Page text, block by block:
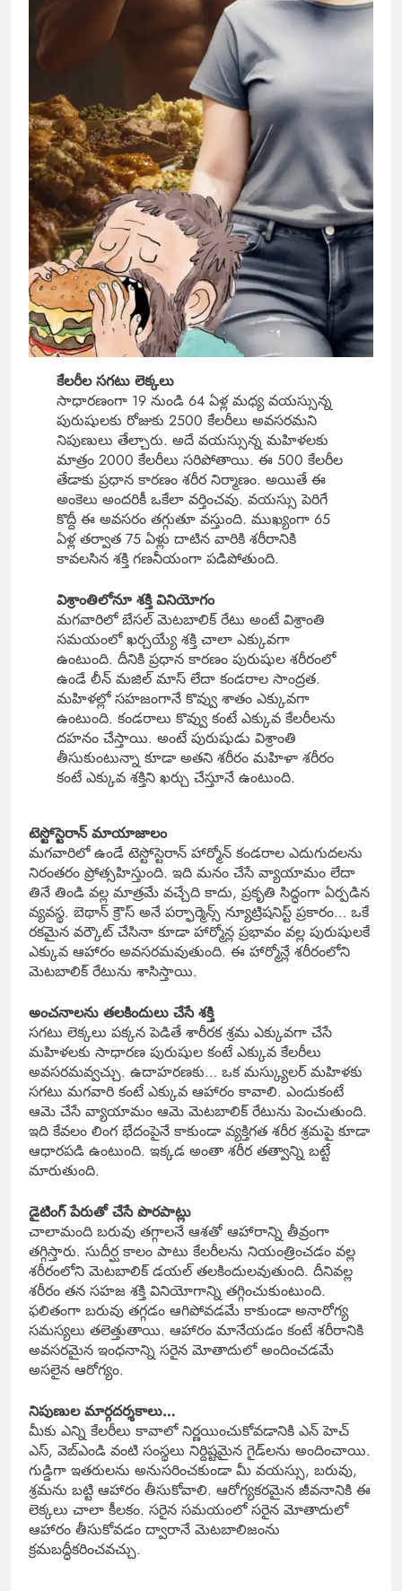
కేలరీల సగటు లెక్కలు
సాధారణంగా 19 నుండి 64 ఏళ్ల మధ్య వయస్సున్న
పురుషులకు రోజుకు 2500 కేలరీలు అవసరమని
నిపుణులు తేల్చారు. అదే వయస్సున్న మహిళలకు
మాత్రం 2000 కేలరీలు సరిపోతాయి. ఈ 500 కేలరీల
తేడాకు ప్రధాన కారణం శరీర నిర్మాణం. అయితే ఈ
అంకెలు అందరికీ ఒకేలా వర్తించవు. వయస్సు పెరిగే
కొద్దీ ఈ అవసరం తగ్గుతూ వస్తుంది. ముఖ్యంగా 65
ఏళ్ల తర్వాత 75 ఏళ్లు దాటిన వారికి శరీరానికి
కావలసిన శక్తి గణనీయంగా పడిపోతుంది.
విశ్రాంతిలోనూ శక్తి వినియోగం
మగవారిలో బేసల్ మెటబాలిక్ రేటు అంటే విశ్రాంతి
సమయంలో ఖర్చయ్యే శక్తి చాలా ఎక్కువగా
ఉంటుంది. దీనికి ప్రధాన కారణం పురుషుల శరీరంలో
ఉండే లీన్ మజిల్ మాస్ లేదా కండరాల సాంద్రత.
మహిళల్లో సహజంగానే కొవ్వు శాతం ఎక్కువగా
ఉంటుంది. కండరాలు కొవ్వు కంటే ఎక్కువ కేలరీలను
దహనం చేస్తాయి. అంటే పురుషుడు విశ్రాంతి
తీసుకుంటున్నా కూడా అతని శరీరం మహిళా శరీరం
కంటే ఎక్కువ శక్తిని ఖర్చు చేస్తూనే ఉంటుంది.
టెస్టోస్టెరాన్ మాయాజాలం
మగవారిలో ఉండే టెస్టోస్టెరాన్ హార్మోన్ కండరాల ఎదుగుదలను
నిరంతరం ప్రోత్సహిస్తుంది. ఇది మనం చేసే వ్యాయామం లేదా
తినే తిండి వల్ల మాత్రమే వచ్చేది కాదు, ప్రకృతి సిద్ధంగా ఏర్పడిన
వ్యవస్థ. బెథాన్ క్రౌస్ అనే పర్ఫార్మెన్స్ న్యూట్రిషనిస్ట్ ప్రకారం… ఒకే
రకమైన వర్కౌట్ చేసినా కూడా హార్మోన్ల ప్రభావం వల్ల పురుషులకే
ఎక్కువ ఆహారం అవసరమవుతుంది. ఈ హార్మోన్లే శరీరంలోని
మెటబాలిక్ రేటును శాసిస్తాయి.
అంచనాలను తలకిందులు చేసే శక్తి
సగటు లెక్కలు పక్కన పెడితే శారీరక శ్రమ ఎక్కువగా చేసే
మహిళలకు సాధారణ పురుషుల కంటే ఎక్కువ కేలరీలు
అవసరమవ్వచ్చు. ఉదాహరణకు… ఒక మస్క్యులర్ మహిళకు
సగటు మగవారి కంటే ఎక్కువ ఆహారం కావాలి. ఎందుకంటే
ఆమె చేసే వ్యాయామం ఆమె మెటబాలిక్ రేటును పెంచుతుంది.
ఇది కేవలం లింగ భేదంపైనే కాకుండా వ్యక్తిగత శరీర శ్రమపై కూడా
ఆధారపడి ఉంటుంది. ఇక్కడ అంతా శరీర తత్వాన్ని బట్టే
మారుతుంది.
డైటింగ్ పేరుతో చేసే పొరపాట్లు
చాలామంది బరువు తగ్గాలనే ఆశతో ఆహారాన్ని తీవ్రంగా
తగ్గిస్తారు. సుదీర్ఘ కాలం పాటు కేలరీలను నియంత్రించడం వల్ల
శరీరంలోని మెటబాలిక్ డయల్ తలకిందులవుతుంది. దీనివల్ల
శరీరం తన సహజ శక్తి వినియోగాన్ని తగ్గించుకుంటుంది.
ఫలితంగా బరువు తగ్గడం ఆగిపోవడమే కాకుండా అనారోగ్య
సమస్యలు తలెత్తుతాయి. ఆహారం మానేయడం కంటే శరీరానికి
అవసరమైన ఇంధనాన్ని సరైన మోతాదులో అందించడమే
అసలైన ఆరోగ్యం.
నిపుణుల మార్గదర్శకాలు…
మీకు ఎన్ని కేలరీలు కావాలో నిర్ణయించుకోవడానికి ఎన్ హెచ్
ఎస్, వెబ్‌ఎండి వంటి సంస్థలు నిర్దిష్టమైన గైడ్‌లను అందించాయి.
గుడ్డిగా ఇతరులను అనుసరించకుండా మీ వయస్సు, బరువు,
శ్రమను బట్టి ఆహారం తీసుకోవాలి. ఆరోగ్యకరమైన జీవనానికి ఈ
లెక్కలు చాలా కీలకం. సరైన సమయంలో సరైన మోతాదులో
ఆహారం తీసుకోవడం ద్వారానే మెటబాలిజంను
క్రమబద్ధీకరించవచ్చు.